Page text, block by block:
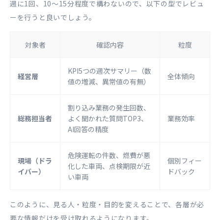
週に1回、10〜15分程度で構わないので、以下の型でレビュ
ーを行うと良いでしょう。
対象者 確認内容 粒度
経営層
KPI5つの週次サマリー（数
値の増減、異常値の有無）
全体傾向
総務担当者
割り込み業務の発生回数、
よく聞かれた質問TOP3、
AI回答の精度
業務効率
現場（ドラ
イバー）
危険運転の件数、燃費が悪
化した車両、点検期限が近
い車両
個別フィー
ドバック
このように、見る人・粒度・目的を変えることで、各層が必
要な情報だけを受け取れるようになります。